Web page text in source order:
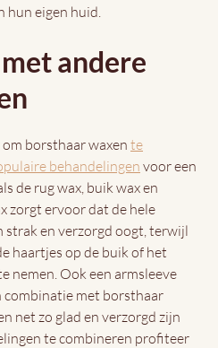
hun eigen huid.
andere
borsthaar waxen te
behandelingenvoor een
de rug wax, buik wax en
zorgt ervoor dat de hele
strak en verzorgd oogt, terwijl
haartjes op de buik of het
nemen. Ook een armsleeve
combinatie met borsthaar
net zo glad en verzorgd zijn
te combineren profiteer